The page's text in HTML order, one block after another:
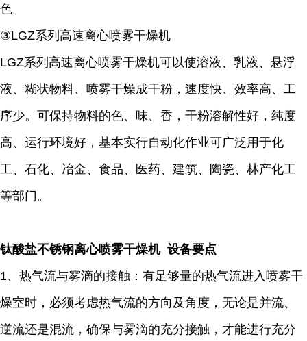
色。
③LGZ系列高速离心喷雾干燥机
LGZ系列高速离心喷雾干燥机可以使溶液、乳液、悬浮
液、糊状物料、喷雾干燥成干粉，速度快、效率高、工
序少。可保持物料的色、味、香，干粉溶解性好，纯度
高、运行环境好，基本实行自动化作业可广泛用于化
工、石化、冶金、食品、医药、建筑、陶瓷、林产化工
等部门。
钛酸盐不锈钢离心喷雾干燥机 设备要点
1、热气流与雾滴的接触：有足够量的热气流进入喷雾干
燥室时，必须考虑热气流的方向及角度，无论是并流、
逆流还是混流，确保与雾滴的充分接触，才能进行充分